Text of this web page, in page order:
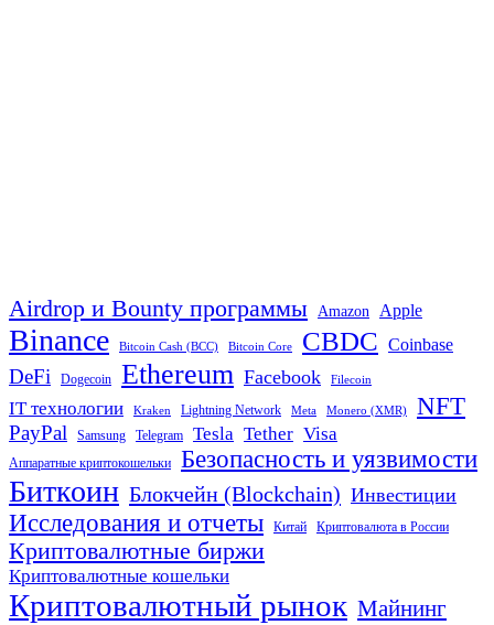
Airdrop и Bounty программы Amazon Apple
Binance Bitcoin Cash (BCC) Bitcoin Core CBDC Coinbase
DeFi Dogecoin Ethereum Facebook Filecoin
IT технологии Kraken Lightning Network Meta Monero (XMR) NFT
PayPal Samsung Telegram Tesla Tether Visa
Аппаратные криптокошельки Безопасность и уязвимости
Биткоин Блокчейн (Blockchain) Инвестиции
Исследования и отчеты Китай Криптовалюта в России
Криптовалютные биржи
Криптовалютные кошельки
Криптовалютный рынок Майнинг